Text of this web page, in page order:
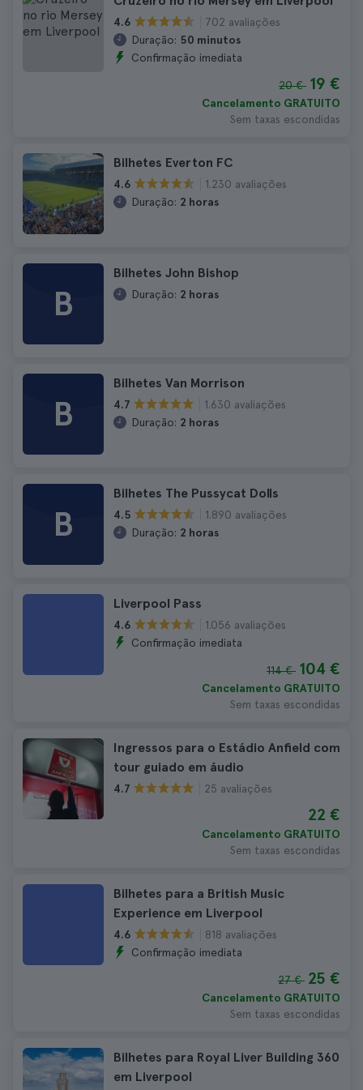
4.6
702 avaliações
Duração: 50 minutos
Confirmação imediata
20 € 19 €
Cancelamento GRATUITO
Sem taxas escondidas
Bilhetes Everton FC
4.6
1.230 avaliações
Duração: 2 horas
B
Bilhetes John Bishop
Duração: 2 horas
B
Bilhetes Van Morrison
4.7
1.630 avaliações
Duração: 2 horas
B
Bilhetes The Pussycat Dolls
4.5
1.890 avaliações
Duração: 2 horas
Liverpool Pass
4.6
1.056 avaliações
Confirmação imediata
114 € 104 €
Cancelamento GRATUITO
Sem taxas escondidas
Ingressos para o Estádio Anfield com
tour guiado em áudio
4.7 25 avaliações
22 €
Cancelamento GRATUITO
Sem taxas escondidas
Bilhetes para a British Music
Experience em Liverpool
4.6
818 avaliações
Confirmação imediata
27 € 25 €
Cancelamento GRATUITO
Sem taxas escondidas
Bilhetes para Royal Liver Building 360
em Liverpool